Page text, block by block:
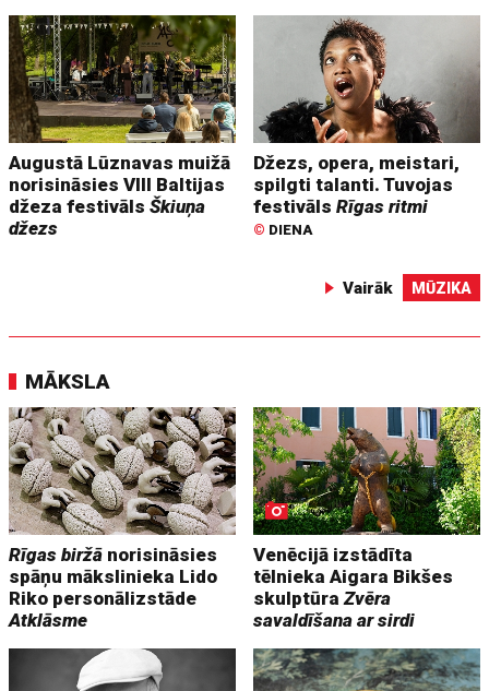
Augustā Lūznavas muižā
norisināsies VIII Baltijas
džeza festivālsŠkiuņa
džezs
Džezs, opera, meistari,
spilgti talanti. Tuvojas
festivālsRīgas ritmi
© DIENA
Vairāk MŪZIKA
MĀKSLA
Rīgas biržā norisināsies
spāņu mākslinieka Lido
Riko personālizstāde
Atklāsme
Venēcijā izstādīta
tēlnieka Aigara Bikšes
skulptūraZvēra
savaldīšana ar sirdi